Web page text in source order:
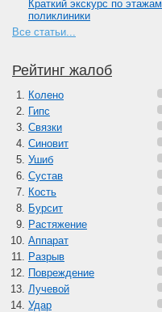
Краткий экскурс по этажам
поликлиники
Все статьи...
Рейтинг жалоб
Колено
Гипс
Связки
Синовит
Ушиб
Сустав
Кость
Бурсит
Растяжение
Аппарат
Разрыв
Повреждение
Лучевой
Удар